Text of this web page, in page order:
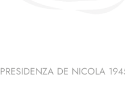
PRESIDENZA DE NICOLA